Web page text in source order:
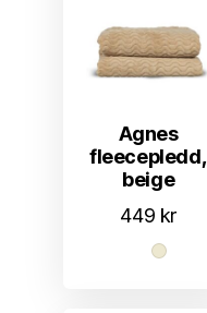
Agnes
fleecepledd,
beige
449 kr